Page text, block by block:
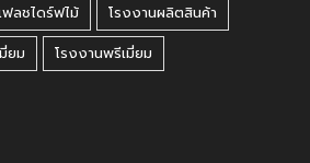
ลชไดร์ฟไม้
โรงงานผลิตสินค้า
ยม
โรงงานพรีเมี่ยม